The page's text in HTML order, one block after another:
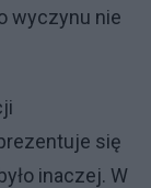
wyczynu nie
się
inaczej. W